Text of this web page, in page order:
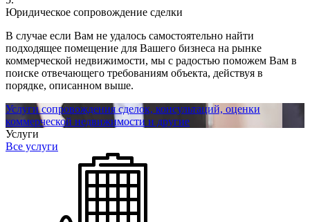
Юридическое сопровождение сделки
В случае если Вам не удалось самостоятельно найти
подходящее помещение для Вашего бизнеса на рынке
коммерческой недвижимости, мы с радостью поможем Вам в
поиске отвечающего требованиям объекта, действуя в
порядке, описанном выше.
Услуги сопровождения сделок, консультаций, оценки
коммерческой недвижимости и другие
Услуги
Все услуги